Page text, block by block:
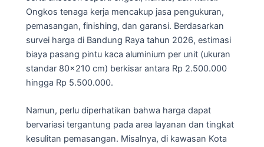
Ongkos tenaga kerja mencakup jasa pengukuran,
pemasangan, finishing, dan garansi. Berdasarkan
survei harga di Bandung Raya tahun 2026, estimasi
biaya pasang pintu kaca aluminium per unit (ukuran
standar 80×210 cm) berkisar antara Rp 2.500.000
hingga Rp 5.500.000.
Namun, perlu diperhatikan bahwa harga dapat
bervariasi tergantung pada area layanan dan tingkat
kesulitan pemasangan. Misalnya, di kawasan Kota